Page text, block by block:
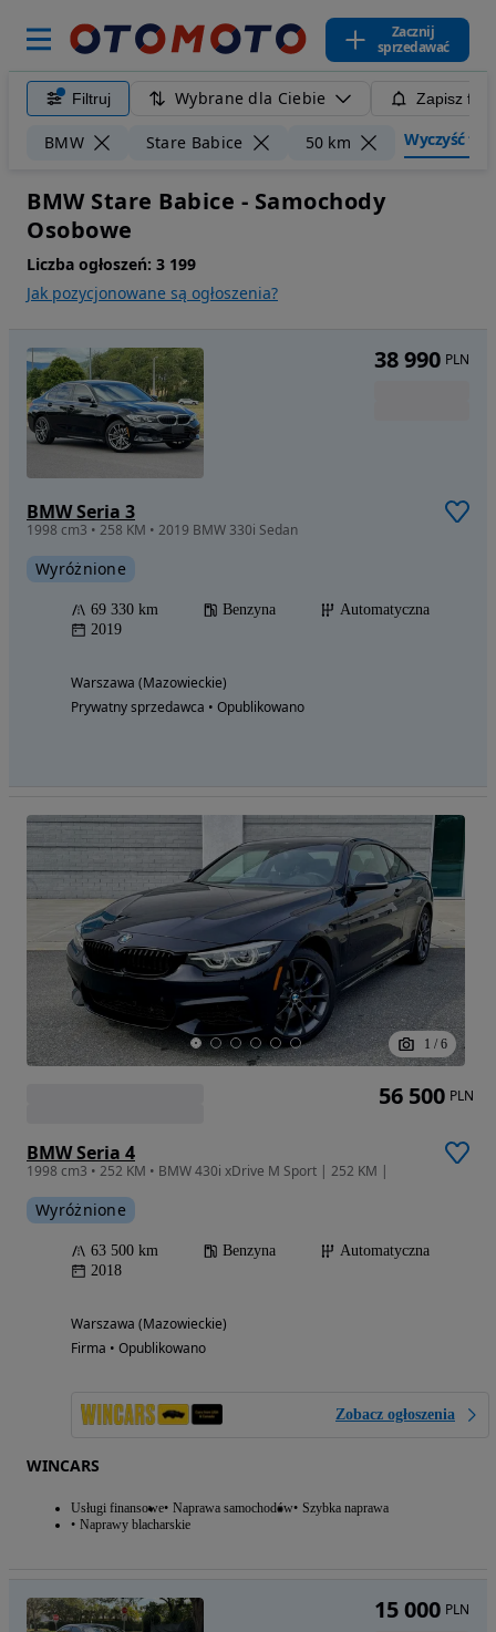
Zacznij
sprzedawać
Filtruj Wybrane dla Ciebie Zapisz
BMW Stare Babice 50 km Wyczyść
BMW Stare Babice - Samochody
Osobowe
Liczba ogłoszeń: 3 199
Jak pozycjonowane są ogłoszenia?
BMW Seria 3
1998 cm3 • 258 KM • 2019 BMW 330i Sedan
Wyróżnione
69 330 km Benzyna
Automatyczna
2019
Warszawa (Mazowieckie)
Prywatny sprzedawca • Opublikowano
38 990 PLN
1 / 6
BMW Seria 4
1998 cm3 • 252 KM • BMW 430i xDrive M Sport | 252 KM |
Wyróżnione
63 500 km Benzyna
Automatyczna
2018
Warszawa (Mazowieckie)
Firma • Opublikowano
Zobacz ogłoszenia
WINCARS
Usługi finansowe Naprawa samochodów Szybka naprawa
Naprawy blacharskie
56 500 PLN
15 000 PLN